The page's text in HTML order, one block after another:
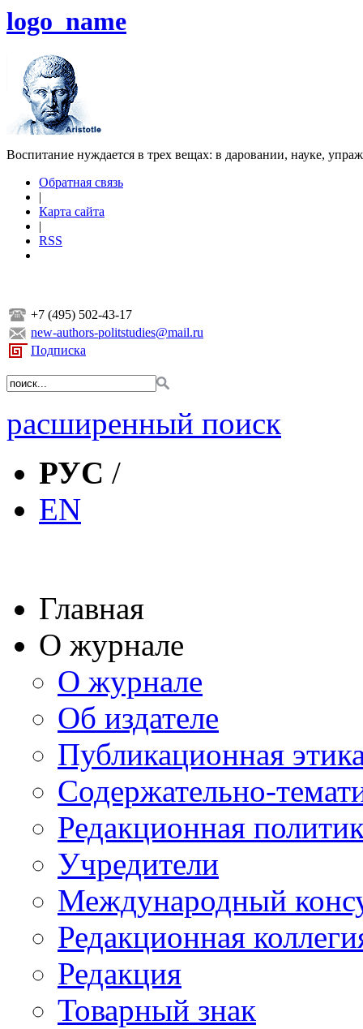
logo_name
Воспитание нуждается в трех вещах: в даровании, науке,
Обратная связь
|
Карта сайта
|
RSS
+7 (495) 502-43-17
new-authors-politstudies@mail.ru
Подписка
расширенный поиск
РУС /
EN
Главная
О журнале
О журнале
Об издателе
Публикационная
Содержательно-
Редакционная
Учредители
Международный
Редакционная
Редакция
Товарный знак